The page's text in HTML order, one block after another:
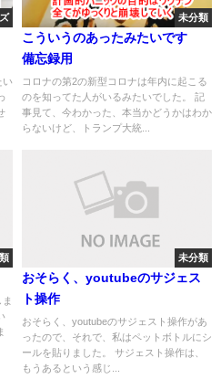
い
未分類
こういうのあったみたいです
備忘録用
コロナの第2の新型コロナは年内に起こる
のを知ってた人がいるみたいでした。 記
事見て、今わかった、本当かどうかはわか
らないけど、トランプ大統...
未分類
おそらく、youtubeのサジェス
ト操作
おそらく、youtubeのサジェスト操作があ
ったので、それで、私はペットボトルにシ
ールを貼りました。 サジェスト操作は、
もうあるという感じ...